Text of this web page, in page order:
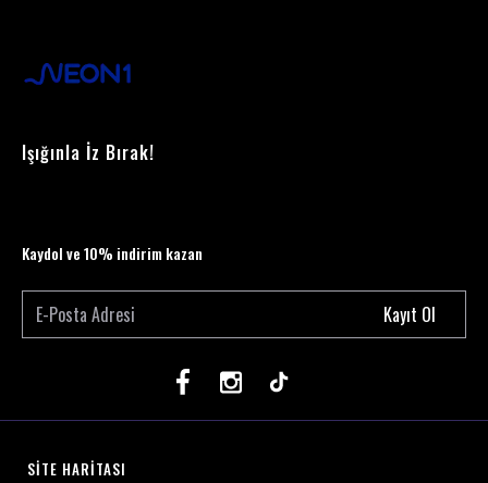
Işığınla İz Bırak!
Kaydol ve 10% indirim kazan
Kayıt Ol
SİTE HARİTASI